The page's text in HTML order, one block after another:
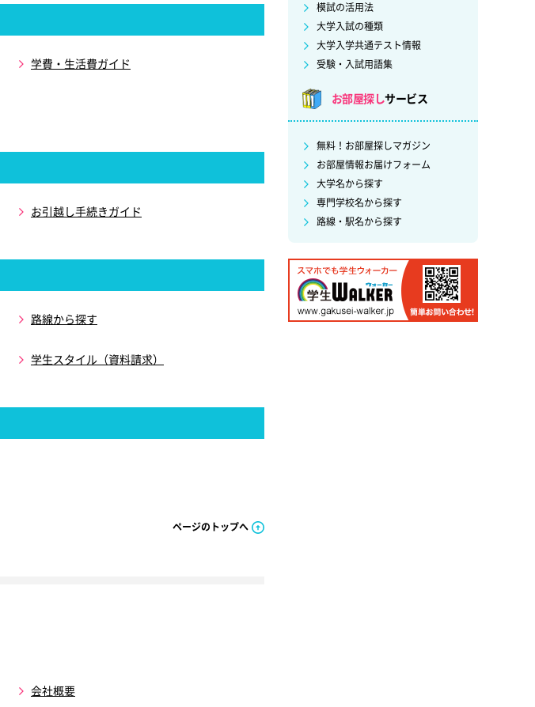
学費・生活費ガイド
お引越し手続きガイド
路線から探す
学生スタイル（資料請求）
ページのトップへ
会社概要
模試の活用法
大学入試の種類
大学入学共通テスト情報
受験・入試用語集
お部屋探しサービス
無料！お部屋探しマガジン
お部屋情報お届けフォーム
大学名から探す
専門学校名から探す
路線・駅名から探す